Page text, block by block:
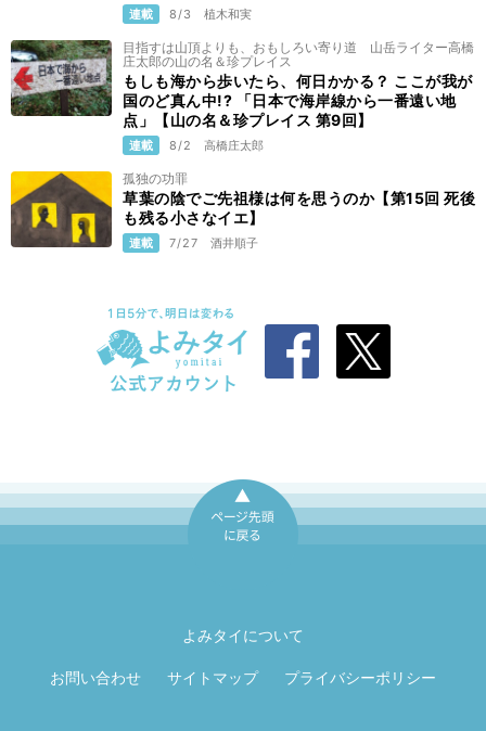
連載 8/3 植木和実
目指すは山頂よりも、おもしろい寄り道 山岳ライター高橋
庄太郎の山の名＆珍プレイス
もしも海から歩いたら、何日かかる？ ここが我が
国のど真ん中!? 「日本で海岸線から一番遠い地
点」【山の名＆珍プレイス 第9回】
連載 8/2 高橋庄太郎
孤独の功罪
草葉の陰でご先祖様は何を思うのか【第15回 死後
も残る小さなイエ】
連載 7/27 酒井順子
よみタイについて
お問い合わせ サイトマップ プライバシーポリシー